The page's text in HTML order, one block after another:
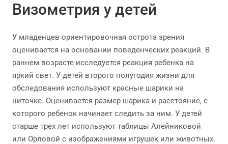
Визометрия у детей
У младенцев ориентировочная острота зрения
оценивается на основании поведенческих реакций. В
раннем возрасте исследуется реакция ребенка на
яркий свет. У детей второго полугодия жизни для
обследования используют красные шарики на
ниточке. Оценивается размер шарика и расстояние, с
которого ребенок начинает следить за ним. У детей
старше трех лет используют таблицы Алейниковой
или Орловой с изображениями игрушек или животных.